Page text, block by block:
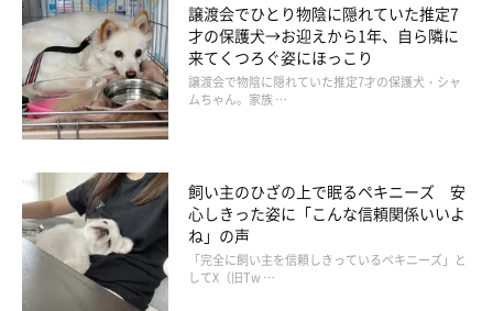
譲渡会でひとり物陰に隠れていた推定7
才の保護犬→お迎えから1年、自ら隣に
来てくつろぐ姿にほっこり
譲渡会で物陰に隠れていた推定7才の保護犬・シャ
ムちゃん。家族 …
飼い主のひざの上で眠るペキニーズ 安
心しきった姿に「こんな信頼関係いいよ
ね」の声
「完全に飼い主を信頼しきっているペキニーズ」と
してX（旧Tw …